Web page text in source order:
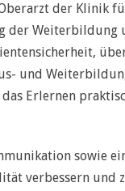
der Klinik
der Weiterbildung
und
das Erlernen
sowie
verbessern und